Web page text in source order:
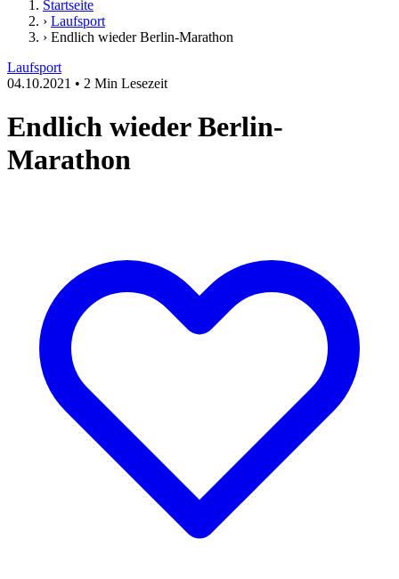
Startseite
› Laufsport
› Endlich wieder Berlin-Marathon
Laufsport
04.10.2021 • 2 Min Lesezeit
Endlich wieder Berlin-
Marathon